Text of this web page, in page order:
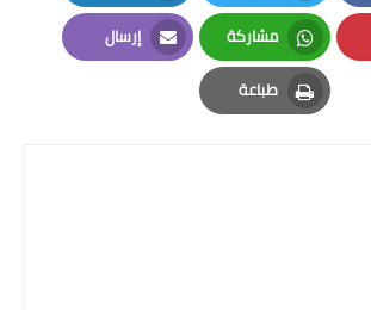
Twitter
LinkedIn
مشاركة
Whatsapp
إرسال
Email
طباعة
Print